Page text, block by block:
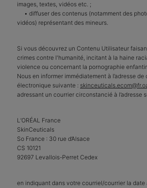
images, textes, vidéos etc. ;
• diffuser des contenus (notamment des
vidéos) représentant des mineurs.
Si vous découvrez un Contenu Utilisateur
crimes contre l'humanité, incitant à la haine
violence ou concernant la pornographie
Nous en informer immédiatement à l’adresse de
électronique suivante :
adressant un courrier circonstancié à l’adresse
L’ORÉAL France
SkinCeuticals
So France : 30 rue d’Alsace
CS 10121
92697 Levallois-Perret Cedex
en indiquant dans votre courriel/courrier la date